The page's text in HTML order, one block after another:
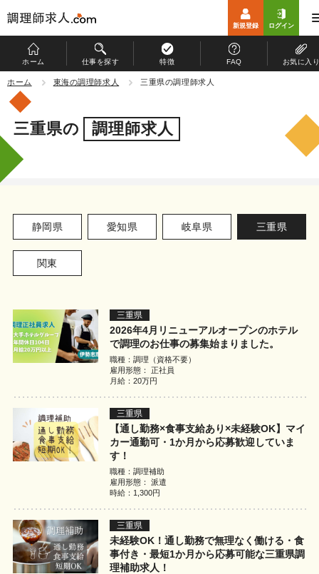
ホーム 仕事を探す 特徴 FAQ お気に入
新規登録 ログイン
ホーム
仕事を探す
特徴
お仕事開始までの流れ
マイページ
運営会社
利用規約
お問い合わせ
ログイン 新規無料登録
ホーム 東海の調理師求人 三重県の調理師求人
三重県の 調理師求人
静岡県 愛知県 岐阜県 三重県
関東
三重県
2026年4月リニューアルオープンのホテル
で調理のお仕事の募集始まりました。
職種：調理（資格不要）
雇用形態： 正社員
月給：20万円
三重県
【通し勤務×食事支給あり×未経験OK】マイ
カー通勤可・1か月から応募歓迎していま
す！
職種：調理補助
雇用形態： 派遣
時給：1,300円
三重県
未経験OK！通し勤務で無理なく働ける・食
事付き・最短1か月から応募可能な三重県調
理補助求人！